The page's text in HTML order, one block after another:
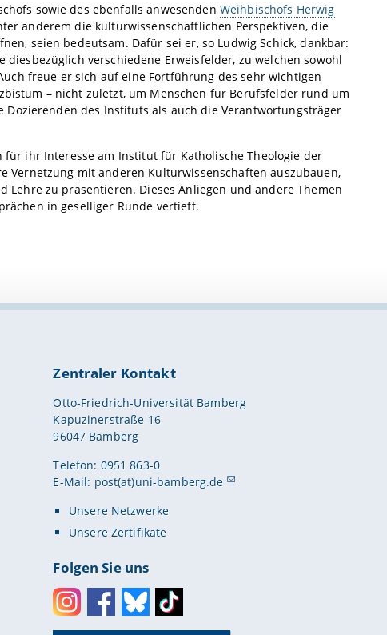
sowie des ebenfalls anwesenden Weihbischofs Herwig
anderem die kulturwissenschaftlichen Perspektiven, die
seien bedeutsam. Dafür sei er, so Ludwig Schick, dankbar:
diesbezüglich verschiedene Erweisfelder, zu welchen sowohl
freue er sich auf eine Fortführung des sehr wichtigen
– nicht zuletzt, um Menschen für Berufsfelder rund um
des Instituts als auch die Verantwortungsträger
ihr Interesse am Institut für Katholische Theologie der
Vernetzung mit anderen Kulturwissenschaften auszubauen,
zu präsentieren. Dieses Anliegen und andere Themen
in geselliger Runde vertieft.
Zentraler Kontakt
Otto-Friedrich-Universität Bamberg
Kapuzinerstraße 16
96047 Bamberg
Telefon: 0951 863-0
E-Mail: post(at)uni-bamberg.de
Unsere Netzwerke
Unsere Zertifikate
Folgen Sie uns
InstagramFacebookBlueskyToktok